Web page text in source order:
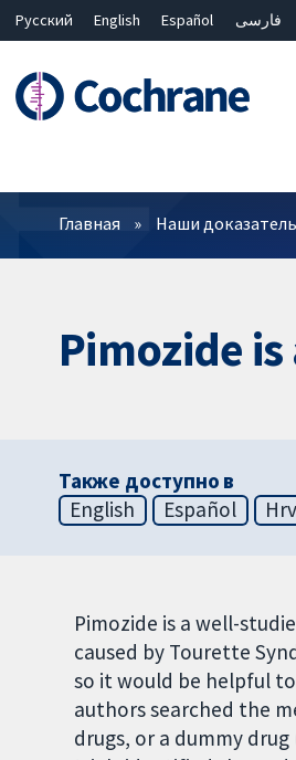
Русский English Español فارسی
Фильтры
Главная Наши
Pimozide
Также доступно в
English
Español
Pimozide is a well-
caused by Tourette
so it would be helpful
authors searched the
drugs, or a dummy